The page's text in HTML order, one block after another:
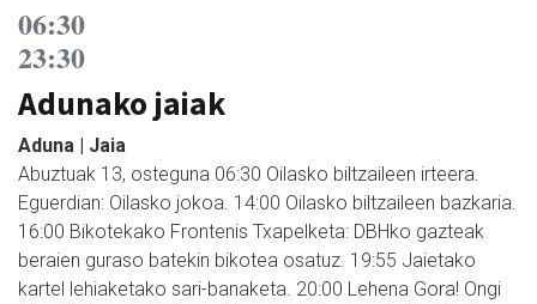
06:30
23:30
Adunako jaiak
Aduna | Jaia
Abuztuak 13, osteguna 06:30 Oilasko biltzaileen irteera.
Eguerdian: Oilasko jokoa. 14:00 Oilasko biltzaileen bazkaria.
16:00 Bikotekako Frontenis Txapelketa: DBHko gazteak
beraien guraso batekin bikotea osatuz. 19:55 Jaietako
kartel lehiaketako sari-banaketa. 20:00 Lehena Gora! Ongi